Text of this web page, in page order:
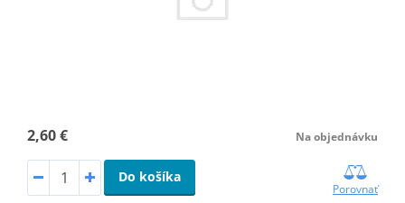
2,60 € Na objednávku
Do košíka
Porovnať